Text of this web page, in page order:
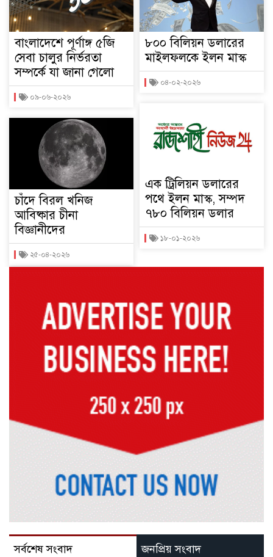
বাংলাদেশে পূর্ণাঙ্গ ৫জি
সেবা চালুর নির্ভরতা
সম্পর্কে যা জানা গেলো
০৯-০৬-২০২৬
চাঁদে বিরল খনিজ
আবিষ্কার চীনা
বিজ্ঞানীদের
২৫-০৪-২০২৬
৮০০ বিলিয়ন ডলারের
মাইলফলকে ইলন মাস্ক
০৪-০২-২০২৬
এক ট্রিলিয়ন ডলারের
পথে ইলন মাস্ক, সম্পদ
৭৮০ বিলিয়ন ডলার
১৮-০১-২০২৬
সর্বশেষ সংবাদ জনপ্রিয় সংবাদ